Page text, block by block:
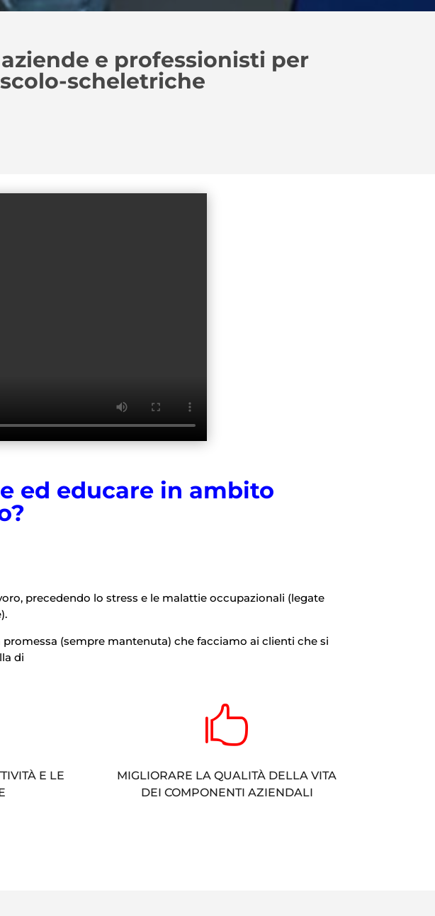
e professionisti per
scheletriche
ed educare in ambito
precedendo lo stress e le malattie occupazionali (legate
(sempre mantenuta) che facciamo ai clienti che si
di
E LE

MIGLIORARE LA QUALITÀ DELLA VITA
DEI COMPONENTI AZIENDALI